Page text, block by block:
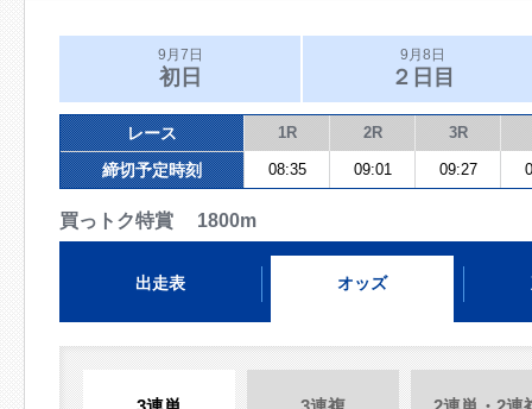
9月7日
初日
9月8日
２日目
レース 1R 2R 3R
締切予定時刻 08:35 09:01 09:27
買っトク特賞 1800m
出走表 オッズ